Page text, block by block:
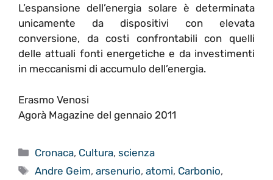
L’espansione dell’energia solare è determinata
unicamente da dispositivi con elevata
conversione, da costi confrontabili con quelli
delle attuali fonti energetiche e da investimenti
in meccanismi di accumulo dell’energia.
Erasmo Venosi
Agorà Magazine del gennaio 2011
Categorie
Cronaca, Cultura,scienza
Tag
Andre Geim,arsenurio,atomi, Carbonio,